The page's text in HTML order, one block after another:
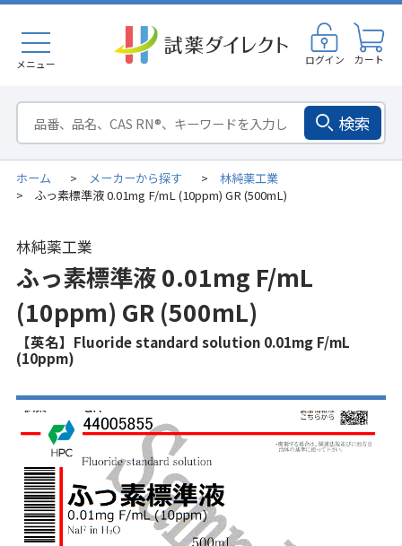
メニュー ログイン カート
検索
ホーム > メーカーから探す > 林純薬工業
> ふっ素標準液 0.01mg F/mL (10ppm) GR (500mL)
林純薬工業
ふっ素標準液 0.01mg F/mL
(10ppm) GR (500mL)
【英名】Fluoride standard solution 0.01mg F/mL
(10ppm)